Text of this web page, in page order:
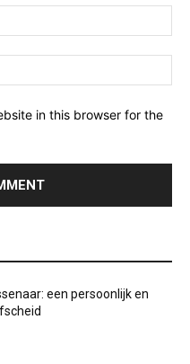
in this browser for the
een persoonlijk en